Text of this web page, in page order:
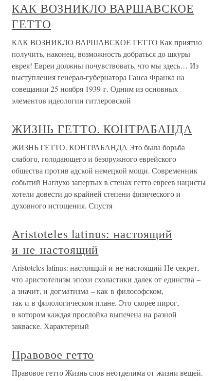
КАК ВОЗНИКЛО ВАРШАВСКОЕ
ГЕТТО
КАК ВОЗНИКЛО ВАРШАВСКОЕ ГЕТТО Как приятно
получить, наконец, возможность добраться до шкуры
еврея! Евреи должны почувствовать, что мы здесь… Из
выступления генерал-губернатора Ганса Франка на
совещании 25 ноября 1939 г. Одним из основных
элементов идеологии гитлеровской
ЖИЗНЬ ГЕТТО. КОНТРАБАНДА
ЖИЗНЬ ГЕТТО. КОНТРАБАНДА Это была борьба
слабого, голодающего и безоружного еврейского
общества против адской немецкой мощи. Современник
событий Наглухо запертых в стенах гетто евреев нацисты
хотели довести до крайней степени физического и
духовного истощения. Спустя
Aristoteles latinus: настоящий
и не настоящий
Aristoteles latinus: настоящий и не настоящий Не секрет,
что аристотелизм эпохи схоластики далек от единства –
а значит, и догматизма – как в философском,
так и в филологическом плане. Это скорее пирог,
в котором каждая прослойка выпечена на разной
закваске. Характерный
Правовое гетто
Правовое гетто Жизнь слов неотделима от жизни вещей.